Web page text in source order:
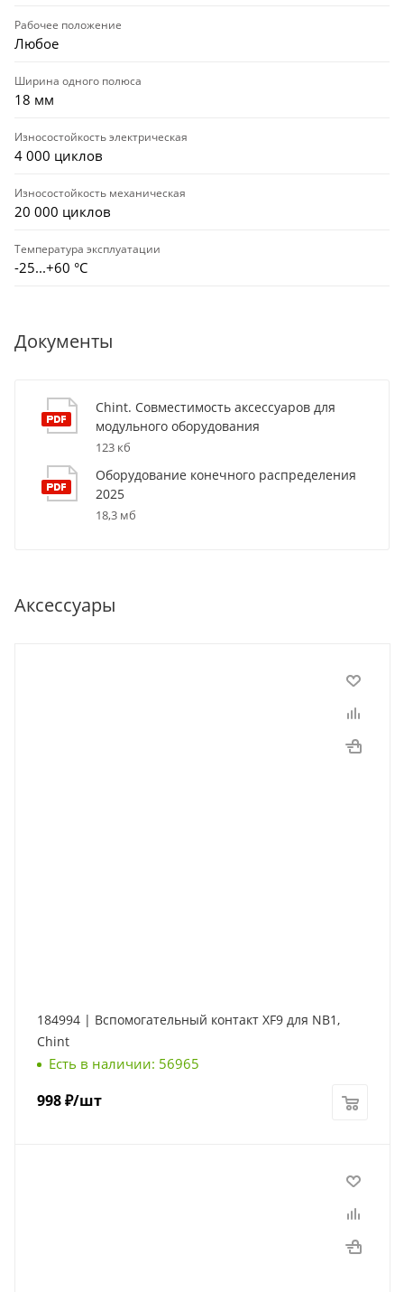
Рабочее положение
Любое
Ширина одного полюса
18 мм
Износостойкость электрическая
4 000 циклов
Износостойкость механическая
20 000 циклов
Температура эксплуатации
-25...+60 °С
Документы
Chint. Совместимость аксессуаров для
модульного оборудования
123 кб
Оборудование конечного распределения
2025
18,3 мб
Аксессуары
184994 | Вспомогательный контакт XF9 для NB1,
Chint
Есть в наличии: 56965
998₽/шт